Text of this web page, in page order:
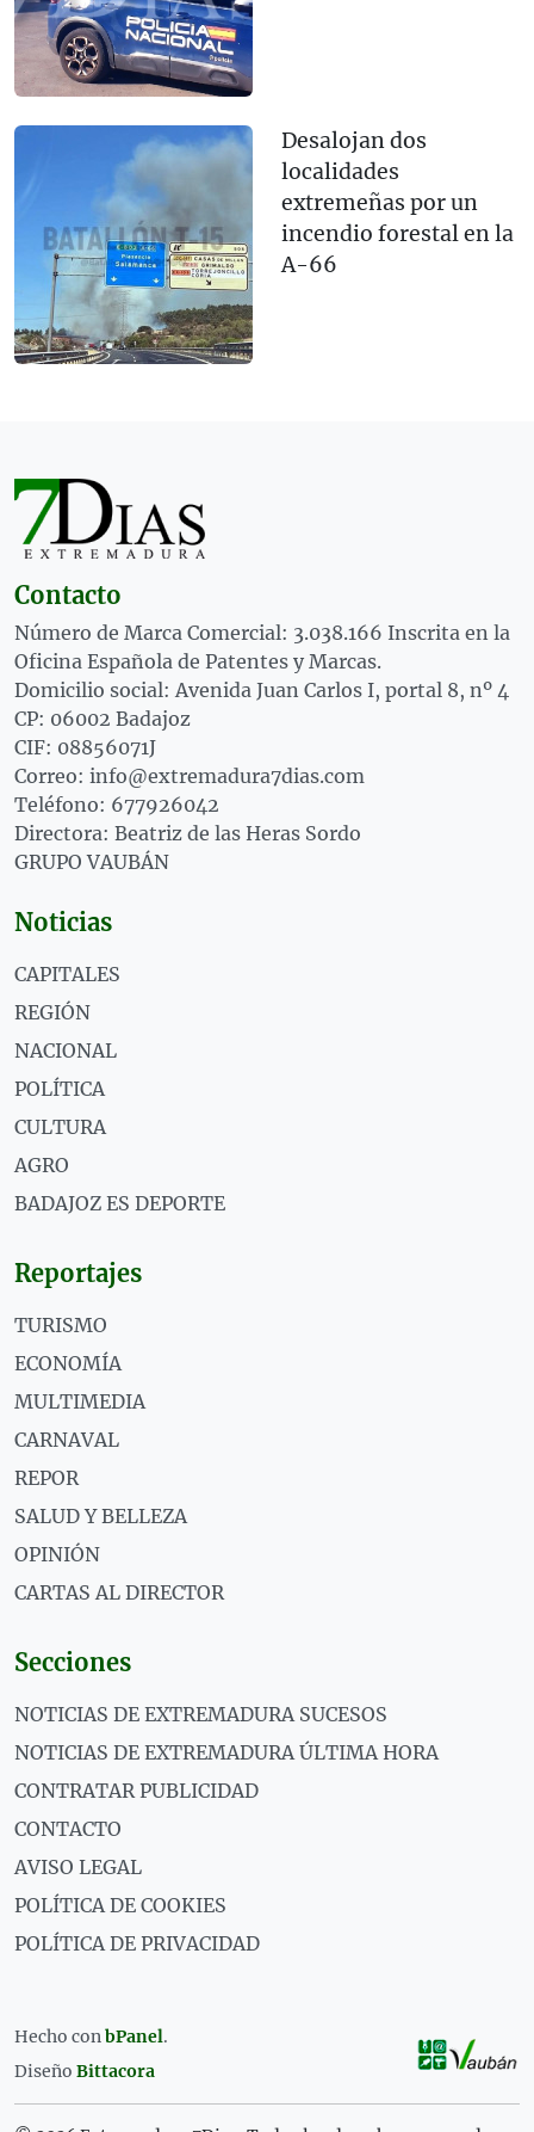
Desalojan dos
localidades
extremeñas por un
incendio forestal en la
A-66
Contacto
Número de Marca Comercial: 3.038.166 Inscrita en la
Oficina Española de Patentes y Marcas.
Domicilio social: Avenida Juan Carlos I, portal 8, nº 4
CP: 06002 Badajoz
CIF: 08856071J
Correo: info@extremadura7dias.com
Teléfono: 677926042
Directora: Beatriz de las Heras Sordo
GRUPO VAUBÁN
Noticias
CAPITALES
REGIÓN
NACIONAL
POLÍTICA
CULTURA
AGRO
BADAJOZ ES DEPORTE
Reportajes
TURISMO
ECONOMÍA
MULTIMEDIA
CARNAVAL
REPOR
SALUD Y BELLEZA
OPINIÓN
CARTAS AL DIRECTOR
Secciones
NOTICIAS DE EXTREMADURA SUCESOS
NOTICIAS DE EXTREMADURA ÚLTIMA HORA
CONTRATAR PUBLICIDAD
CONTACTO
AVISO LEGAL
POLÍTICA DE COOKIES
POLÍTICA DE PRIVACIDAD
Hecho conbPanel.
Diseño Bittacora